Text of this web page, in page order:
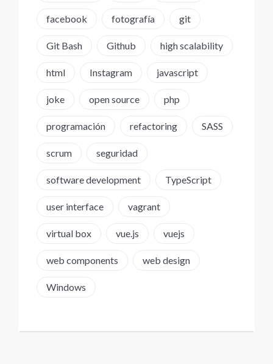
facebook fotografía git
Git Bash Github high scalability
html Instagram javascript
joke open source php
programación refactoring SASS
scrum seguridad
software development TypeScript
user interface vagrant
virtual box vue.js vuejs
web components web design
Windows